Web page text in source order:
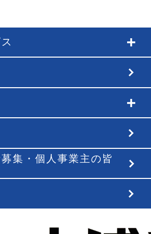
集・個人事業主の皆